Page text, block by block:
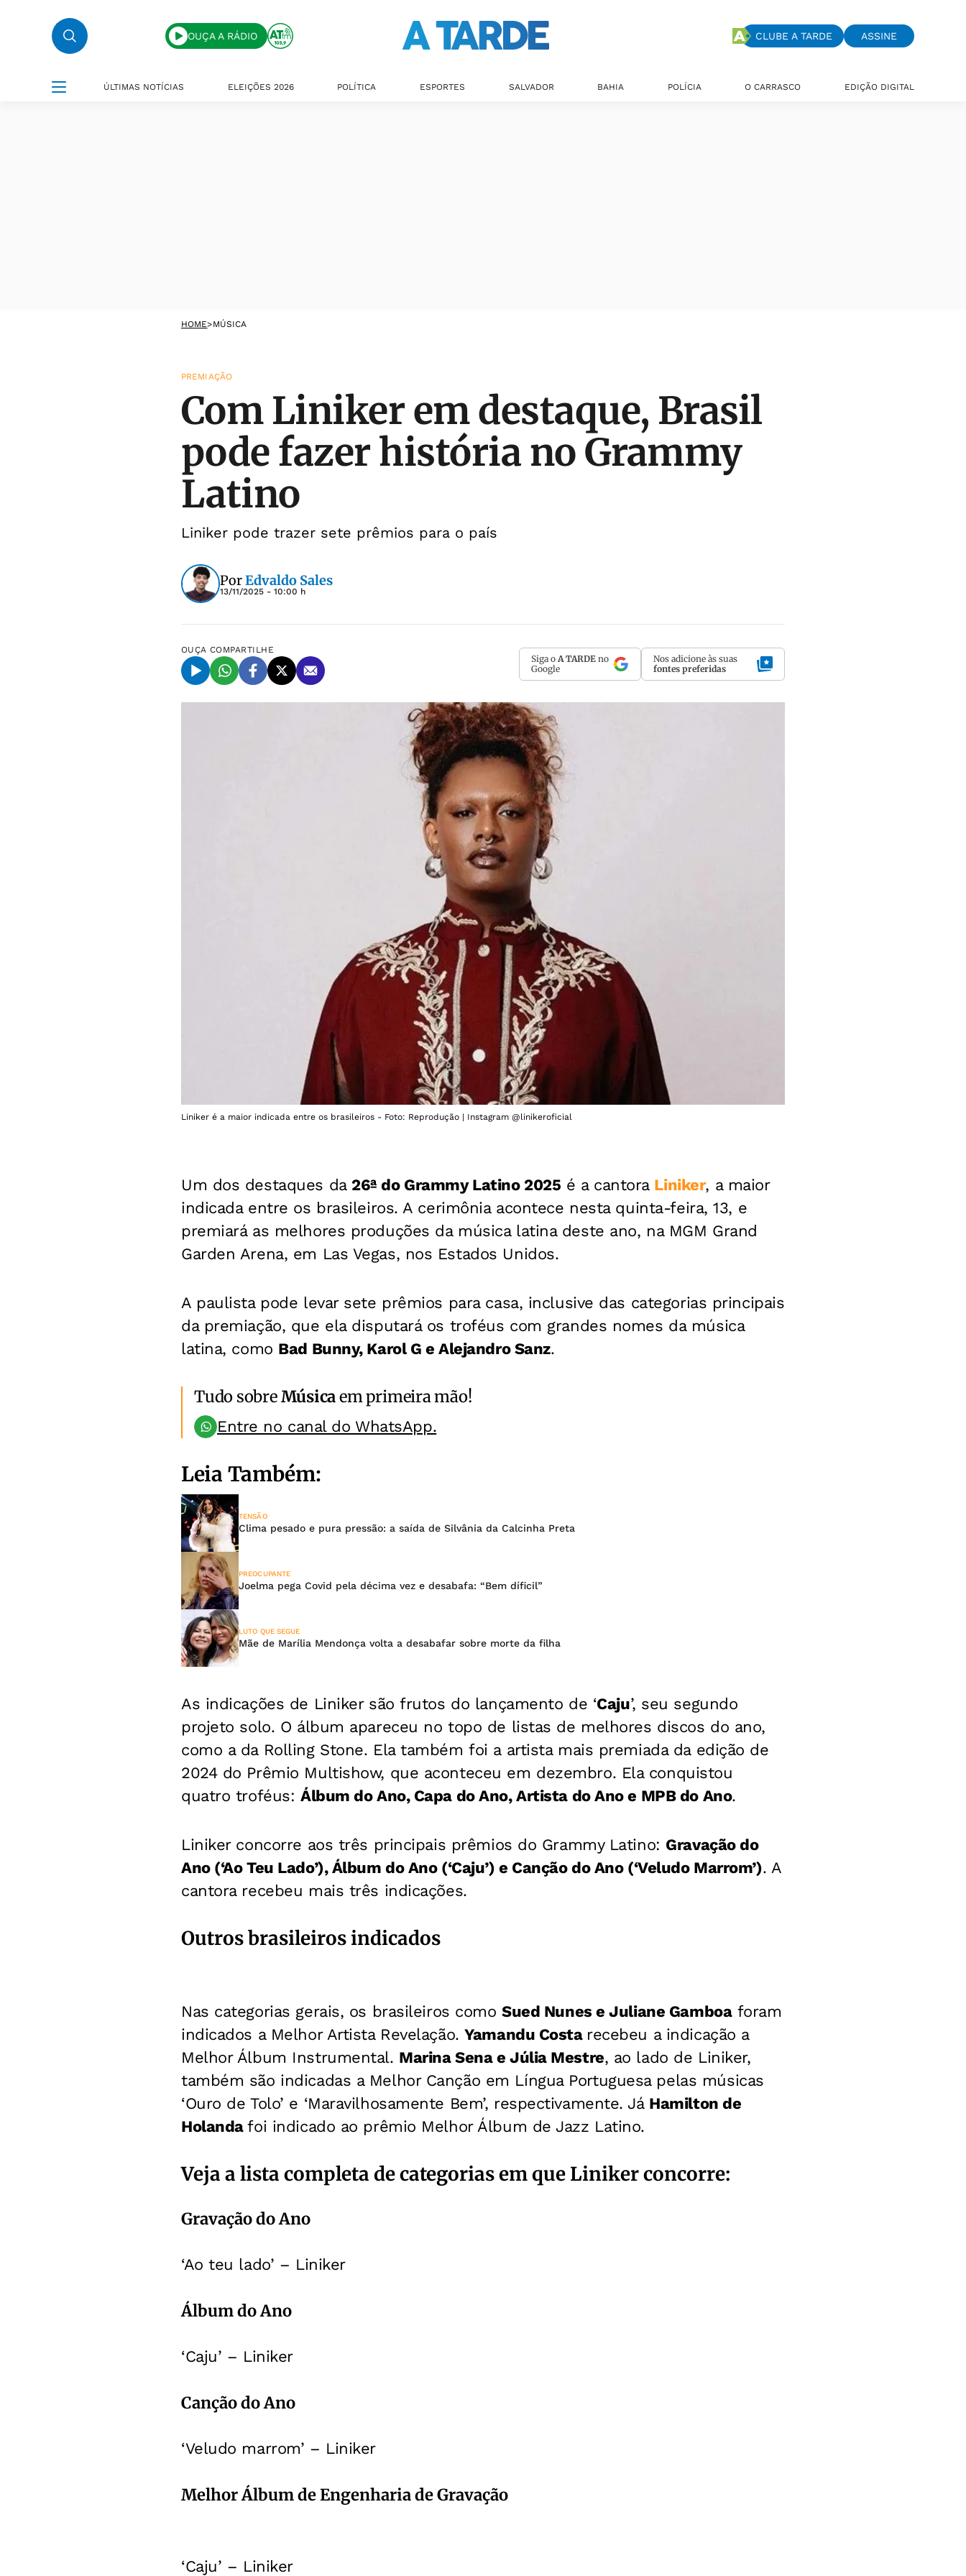
OUÇA A RÁDIO CLUBE A TARDE ASSINE
ÚLTIMAS NOTÍCIAS ELEIÇÕES 2026 POLÍTICA ESPORTES SALVADOR BAHIA POLÍCIA O CARRASCO EDIÇÃO DIGITAL
HOME>MÚSICA
PREMIAÇÃO
Com Liniker em destaque, Brasil
pode fazer história no Grammy
Latino
Liniker pode trazer sete prêmios para o país
PorEdvaldo Sales
13/11/2025 - 10:00 h
OUÇA COMPARTILHE
Siga o A TARDE no
Google
Nos adicione às suas
fontes preferidas
Liniker é a maior indicada entre os brasileiros - Foto: Reprodução | Instagram @linikeroficial
Um dos destaques da 26ª do Grammy Latino 2025 é a cantora Liniker, a maior
indicada entre os brasileiros. A cerimônia acontece nesta quinta-feira, 13, e
premiará as melhores produções da música latina deste ano, na MGM Grand
Garden Arena, em Las Vegas, nos Estados Unidos.
A paulista pode levar sete prêmios para casa, inclusive das categorias principais
da premiação, que ela disputará os troféus com grandes nomes da música
latina, como Bad Bunny, Karol G e Alejandro Sanz.
Tudo sobreMúsicaem primeira mão!
Entre no canal do WhatsApp.
Leia Também:
TENSÃO
Clima pesado e pura pressão: a saída de Silvânia da Calcinha Preta
PREOCUPANTE
Joelma pega Covid pela décima vez e desabafa: “Bem díficil”
LUTO QUE SEGUE
Mãe de Marília Mendonça volta a desabafar sobre morte da filha
As indicações de Liniker são frutos do lançamento de ‘Caju’, seu segundo
projeto solo. O álbum apareceu no topo de listas de melhores discos do ano,
como a da Rolling Stone. Ela também foi a artista mais premiada da edição de
2024 do Prêmio Multishow, que aconteceu em dezembro. Ela conquistou
quatro troféus: Álbum do Ano, Capa do Ano, Artista do Ano e MPB do Ano.
Liniker concorre aos três principais prêmios do Grammy Latino: Gravação do
Ano (‘Ao Teu Lado’), Álbum do Ano (‘Caju’) e Canção do Ano (‘Veludo Marrom’). A
cantora recebeu mais três indicações.
Outros brasileiros indicados
Nas categorias gerais, os brasileiros comoSued Nunes e Juliane Gamboaforam
indicados a Melhor Artista Revelação.Yamandu Costa recebeu a indicação a
Melhor Álbum Instrumental. Marina Sena e Júlia Mestre, ao lado de Liniker,
também são indicadas a Melhor Canção em Língua Portuguesa pelas músicas
‘Ouro de Tolo’ e ‘Maravilhosamente Bem’, respectivamente. Já Hamilton de
Holandafoi indicado ao prêmio Melhor Álbum de Jazz Latino.
Veja a lista completa de categorias em que Liniker concorre:
Gravação do Ano
‘Ao teu lado’ – Liniker
Álbum do Ano
‘Caju’ – Liniker
Canção do Ano
‘Veludo marrom’ – Liniker
Melhor Álbum de Engenharia de Gravação
‘Caju’ – Liniker